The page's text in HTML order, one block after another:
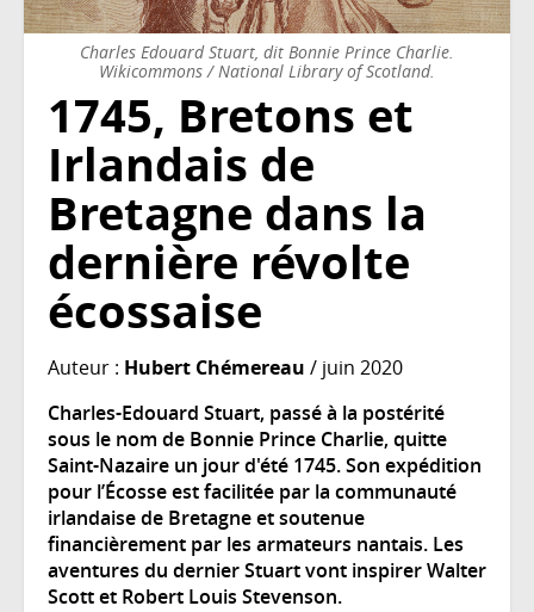
Charles Edouard Stuart, dit Bonnie Prince Charlie.
Wikicommons / National Library of Scotland.
1745, Bretons et
Irlandais de
Bretagne dans la
dernière révolte
écossaise
Auteur : Hubert Chémereau / juin 2020
Charles-Edouard Stuart, passé à la postérité
sous le nom de Bonnie Prince Charlie, quitte
Saint-Nazaire un jour d'été 1745. Son expédition
pour l’Écosse est facilitée par la communauté
irlandaise de Bretagne et soutenue
financièrement par les armateurs nantais. Les
aventures du dernier Stuart vont inspirer Walter
Scott et Robert Louis Stevenson.